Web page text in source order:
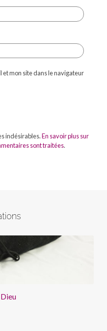
mon site dans le navigateur
indésirables.En savoir plus sur
sont traitées.